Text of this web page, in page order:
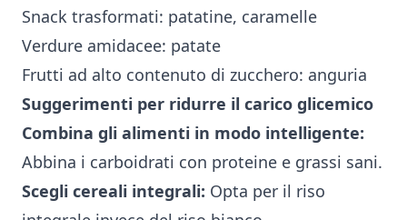
Snack trasformati: patatine, caramelle
Verdure amidacee: patate
Frutti ad alto contenuto di zucchero: anguria
Suggerimenti per ridurre il carico glicemico
Combina gli alimenti in modo intelligente:
Abbina i carboidrati con proteine e grassi sani.
Scegli cereali integrali: Opta per il riso